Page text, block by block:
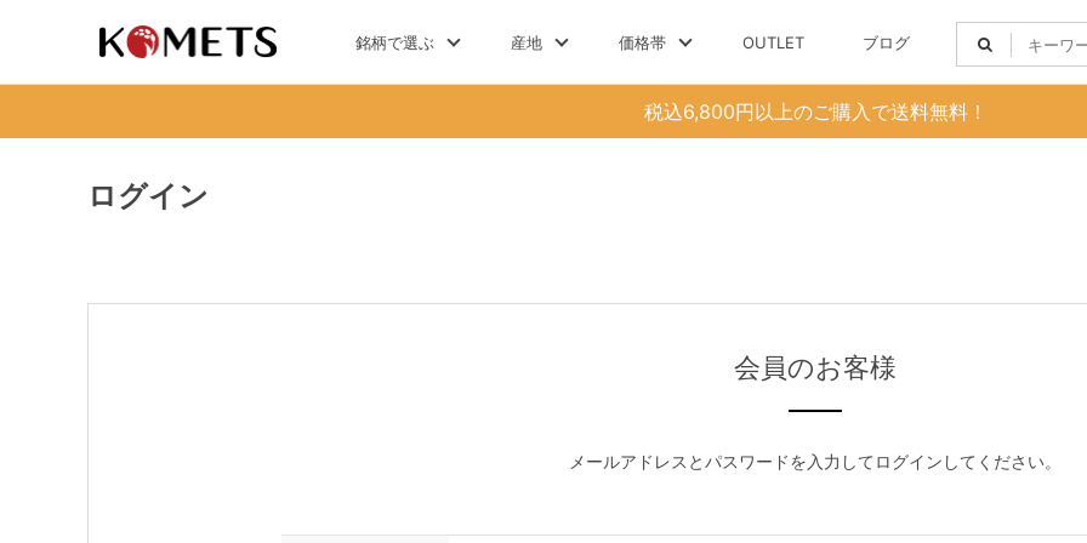
銘柄で選ぶ 産地 価格帯 OUTLET ブログ
税込6,800円以上のご購入で送料無料！
ログイン
会員のお客様
メールアドレスとパスワードを入力してログインしてください。